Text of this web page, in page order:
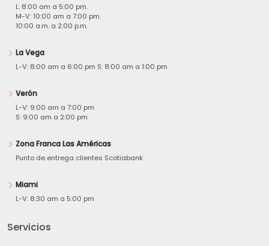
L: 8:00 am a 5:00 pm.
M-V: 10:00 am a 7:00 pm.
10:00 a.m. a 2:00 p.m.
La Vega
L-V: 8:00 am a 6:00 pm S: 8:00 am a 1:00 pm
Verón
L-V: 9:00 am a 7:00 pm
S: 9:00 am a 2:00 pm
Zona Franca Las Américas
Punto de entrega clientes Scotiabank
Miami
L-V: 8:30 am a 5:00 pm
Servicios